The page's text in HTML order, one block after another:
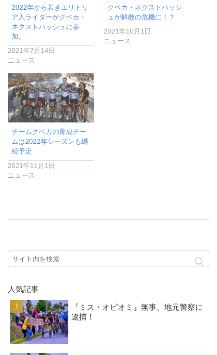
2022年から若きエリトリ
ア人ライダーがクベカ・
ネクストハッシュに参
加。
2021年7月14日
ニュース
クベカ・ネクストハッシ
ュが解散の危機に！？
2021年10月1日
ニュース
チームクベカの育成チー
ムは2022年シーズンも継
続予定
2021年11月1日
ニュース
人気記事
『ミス・オピオミ』無事、地元警察に
逮捕！